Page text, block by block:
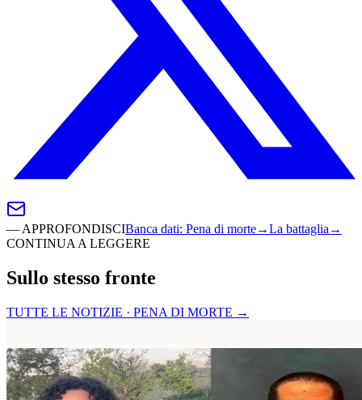
— APPROFONDISCIBanca dati: Pena di morte→La battaglia →
CONTINUA A LEGGERE
Sullo stesso fronte
TUTTE LE NOTIZIE · PENA DI MORTE →